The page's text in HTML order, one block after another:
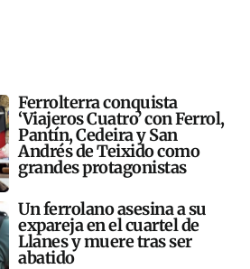
Ferrolterra conquista
‘Viajeros Cuatro’ con Ferrol,
Pantín, Cedeira y San
Andrés de Teixido como
grandes protagonistas
Un ferrolano asesina a su
expareja en el cuartel de
Llanes y muere tras ser
abatido